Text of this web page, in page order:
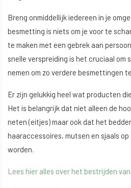
Breng onmiddellijk iedereen in je
besmetting is niets om je voor te
te maken met een gebrek aan
snelle verspreiding is het cruciaal om
nemen om zo verdere besmettingen
Er zijn gelukkig heel wat producten
Het is belangrijk dat niet alleen de
neten (eitjes) maar ook dat het
haaraccessoires, mutsen en sjaals
worden.
Lees hier alles over het bestrijden